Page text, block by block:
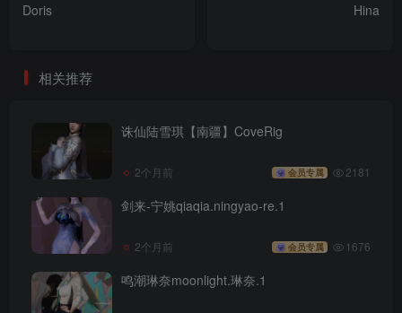
Doris
Hina
相关推荐
诛仙陆雪琪【南疆】CoveRig
2个月前 会员专属 2181
剑来-宁姚qiaqia.ningyao-re.1
2个月前 会员专属 1676
鸣潮琳奈moonlight.琳奈.1